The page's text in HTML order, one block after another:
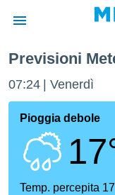
di
per
le
Previsioni
07:24 Venerdì
Pioggia debole
Temp. percepita